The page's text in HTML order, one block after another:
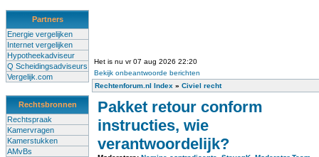
Partners
Energie vergelijken
Internet vergelijken
Hypotheekadviseur
Q Scheidingsadviseurs
Vergelijk.com
Rechtsbronnen
Rechtspraak
Kamervragen
Kamerstukken
AMvBs
Het is nu vr 07 aug 2026 22:20
Bekijk onbeantwoorde berichten
Rechtenforum.nl Index » Civiel recht
Pakket retour conform
instructies, wie
verantwoordelijk?